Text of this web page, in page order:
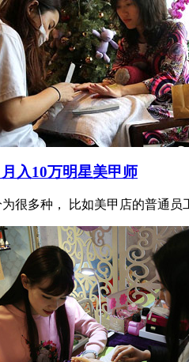
入10万明星美甲师
很多种， 比如美甲店的普通